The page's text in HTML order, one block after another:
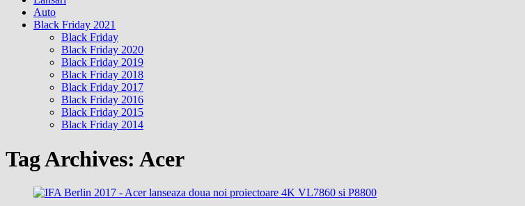
Auto
Black Friday 2021
Black Friday
Black Friday 2020
Black Friday 2019
Black Friday 2018
Black Friday 2017
Black Friday 2016
Black Friday 2015
Black Friday 2014
Tag Archives: Acer